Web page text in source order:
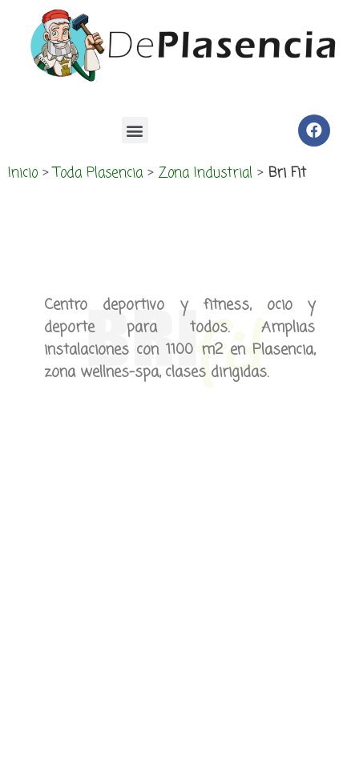
Inicio >Toda Plasencia > Zona Industrial > Bri Fit
Centro deportivo y fitness, ocio y
deporte para todos. Amplias
instalaciones con 1100 m2 en Plasencia,
zona wellnes-spa, clases dirigidas.